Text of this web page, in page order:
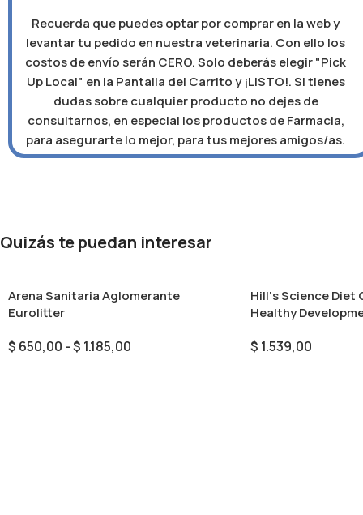
Recuerda que puedes optar por comprar en la web y
levantar tu pedido en nuestra veterinaria. Con ello los
costos de envío serán CERO. Solo deberás elegir "Pick
Up Local" en la Pantalla del Carrito y ¡LISTO!. Si tienes
dudas sobre cualquier producto no dejes de
consultarnos, en especial los productos de Farmacia,
para asegurarte lo mejor, para tus mejores amigos/as.
Quizás te puedan interesar
Arena Sanitaria Aglomerante
Eurolitter
$ 650,00 -$ 1.185,00
Hill‘s Science
Healthy
$ 1.539,00